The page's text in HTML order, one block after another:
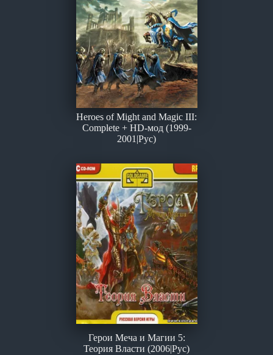
Heroes of Might and Magic III:
Complete + HD-мод (1999-
2001|Рус)
Герои Меча и Магии 5:
Теория Власти (2006|Рус)